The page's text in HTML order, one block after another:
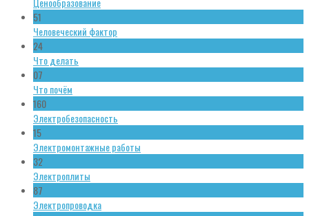
51
Человеческий фактор
24
Что делать
07
Что почём
160
Электробезопасность
15
Электромонтажные работы
32
Электроплиты
87
Электропроводка